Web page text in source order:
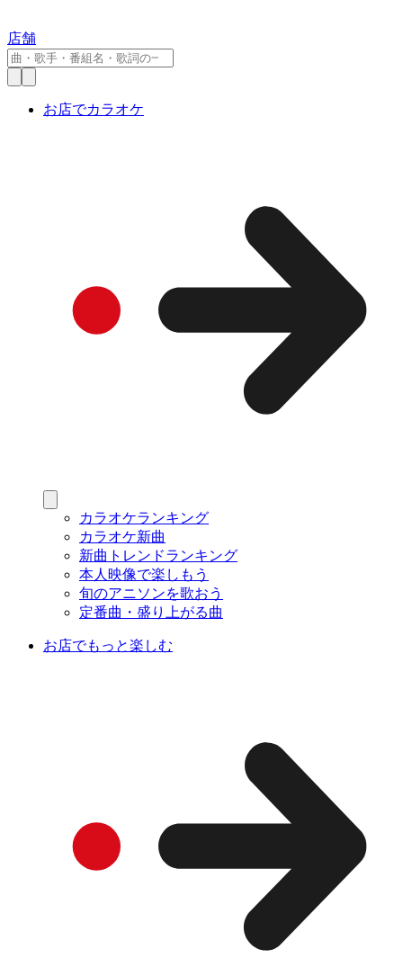
店舗
お店でカラオケ
カラオケランキング
カラオケ新曲
新曲トレンドランキング
本人映像で楽しもう
旬のアニソンを歌おう
定番曲・盛り上がる曲
お店でもっと楽しむ